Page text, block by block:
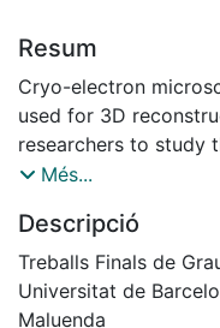
Resum
Cryo-electron
used for 3D
researchers to study
low signal-to-noise
thesis explores the
approach,
this challenge.
A Siamese model,
Més...
Descripció
Treballs Finals de
Universitat de
Maluenda